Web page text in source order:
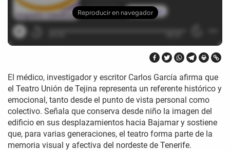
El médico, investigador y escritor Carlos García afirma que
el Teatro Unión de Tejina representa un referente histórico y
emocional, tanto desde el punto de vista personal como
colectivo. Señala que conserva desde niño la imagen del
edificio en sus desplazamientos hacia Bajamar y sostiene
que, para varias generaciones, el teatro forma parte de la
memoria visual y afectiva del nordeste de Tenerife.